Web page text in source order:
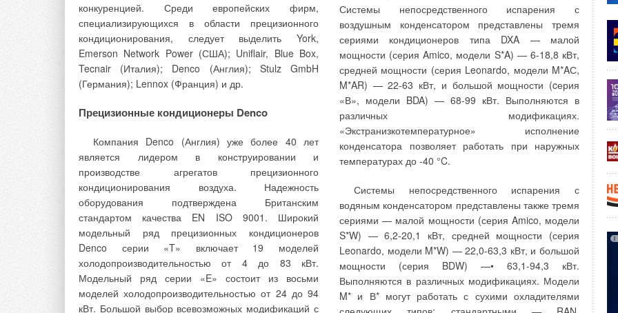
конкуренцией. Среди европейских фирм,
специализирующихся в области прецизионного
кондиционирования, следует выделить York,
Emerson Network Power (США); Uniflair, Blue Box,
Tecnair (Италия); Denco (Англия); Stulz GmbH
(Германия); Lennox (Франция) и др.
Прецизионные кондиционеры Denco
Компания Denco (Англия) уже более 40 лет
является лидером в конструировании и
производстве агрегатов прецизионного
кондиционирования воздуха. Надежность
оборудования подтверждена Британским
стандартом качества EN ISO 9001. Широкий
модельный ряд прецизионных кондиционеров
Denco серии «T» включает 19 моделей
холодопроизводительностью от 4 до 83 кВт.
Модельный ряд серии «E» состоит из восьми
моделей холодопроизводительностью от 24 до 94
кВт. Большой выбор всевозможных модификаций с
Системы непосредственного испарения с
воздушным конденсатором представлены тремя
сериями кондиционеров типа DXA — малой
мощности (серия Amico, модели S*A) — 6-18,8 кВт,
средней мощности (серия Leonardo, модели M*AС,
M*AR) — 22-63 кВт, и большой мощности (cерия
«В», модели BDA) — 68-99 кВт. Выполняются в
различных модификациях.
«Экстранизкотемпературное» исполнение
конденсатора позволяет работать при наружных
температурах до -40 °C.
Системы непосредственного испарения с
водяным конденсатором представлены также тремя
сериями — малой мощности (серия Amico, модели
S*W) — 6,2-20,1 кВт, средней мощности (серия
Leonardo, модели M*W) — 22,0-63,3 кВт, и большой
мощности (серия BDW) —• 63,1-94,3 кВт.
Выполняются в различных модификациях. Модели
M* и В* могут работать с сухими охладителями
наружного воздуха (разработана в «Моспроекте-2»
коллективом под руководством Кронфельда Я.Г и
Кокорина О.Я.). Наши расчеты показали, что за год
работы приточных систем в климате Москвы
снижение расхода тепла на подогрев кубометра
приточного воздуха, при 12-часовой работе систем
производительность приточных систем в этом
России, составляет 360 тыс. м3 /ч.
Следовательно годовая экономия тепла от ТЭЦ
за год работы приточных систем:
ΣQт.утл= 360 000 × 10 = 3 600 000 кВт/год.
Стоимость тепла в современных ценах можно
принять 0,5 руб/кВт.
Тогда годовая экономия в оплате за тепло от
ТЭЦ составляет:
конденсаторов холодильных машин, которые
используются в СКВ в теплый период года, без
применения градирен. В новом здании гостинно-
досугового центра [1] применены мощные
градирни. В разработанном нами проекте в
качестве охлаждающей конденсаторы среды служат
баки-аккумуляторы подогрева и накопления
горячей воды на нужды горячего водоснабжения. В
проекте реконструкции СКВ в одном из
административных зданий на Новом Арбате (проект
выполнен в ОАО «20-й Центральный проектный
институт» под руководством Ерошкина П.А. при
консультации автора) для охлаждения
конденсаторов холодильных машин использованы
вытяжные агрегаты. Это позволило на 50 %
сократить требуемую мощность градирен. Авторы
готовы оказать научно-техническую помощь в
применении инноваций по энергосбережению в
системах ОВК.